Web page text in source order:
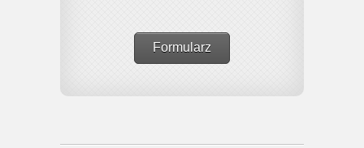
Formularz